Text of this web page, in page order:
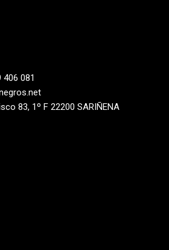
406 081
83, 1º F 22200 SARIÑENA